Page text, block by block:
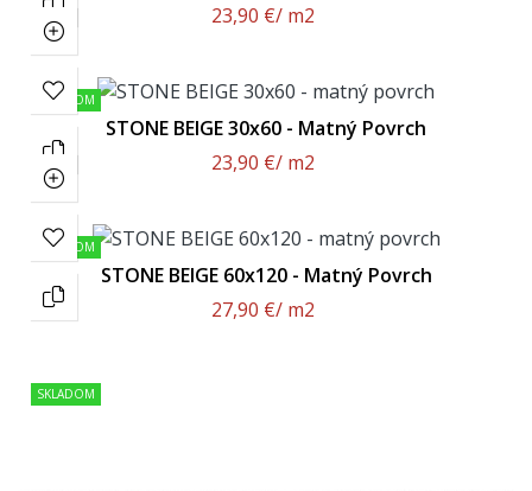
23,90 €/ m2
SKLADOM
STONE BEIGE 30x60 - Matný Povrch
23,90 €/ m2
SKLADOM
STONE BEIGE 60x120 - Matný Povrch
27,90 €/ m2
SKLADOM